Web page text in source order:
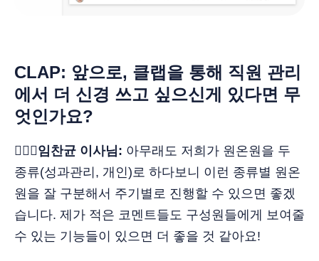
CLAP: 앞으로, 클랩을 통해 직원 관리
에서 더 신경 쓰고 싶으신게 있다면 무
엇인가요?
🙋🏻‍♂️임찬균 이사님: 아무래도 저희가 원온원을 두
종류(성과관리, 개인)로 하다보니 이런 종류별 원온
원을 잘 구분해서 주기별로 진행할 수 있으면 좋겠
습니다. 제가 적은 코멘트들도 구성원들에게 보여줄
수 있는 기능들이 있으면 더 좋을 것 같아요!